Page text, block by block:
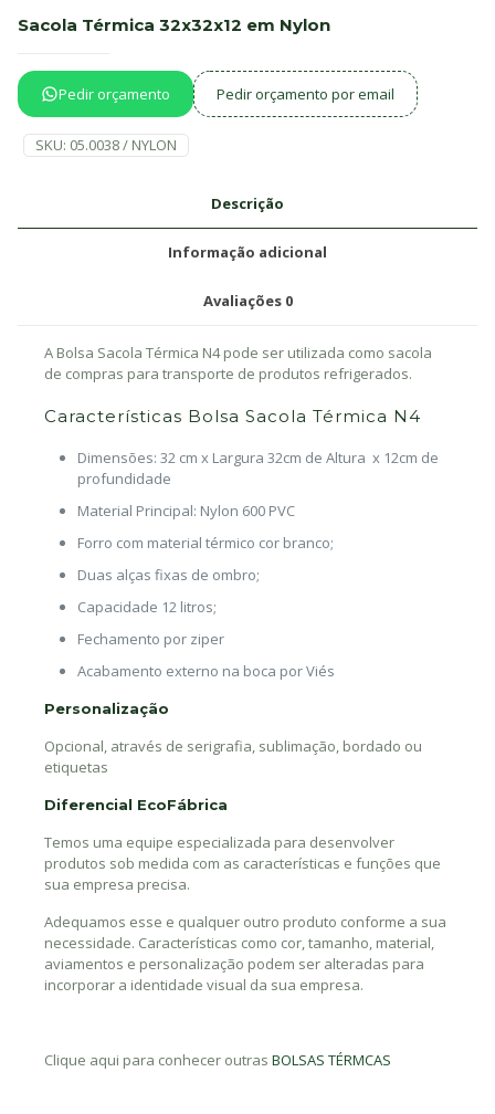
Sacola Térmica 32x32x12 em Nylon
Pedir orçamento Pedir orçamento por email
SKU: 05.0038 / NYLON
Descrição
Informação adicional
Avaliações 0
A Bolsa Sacola Térmica N4 pode ser utilizada como sacola
de compras para transporte de produtos refrigerados.
Características Bolsa Sacola Térmica N4
Dimensões: 32 cm x Largura 32cm de Altura x 12cm de
profundidade
Material Principal: Nylon 600 PVC
Forro com material térmico cor branco;
Duas alças fixas de ombro;
Capacidade 12 litros;
Fechamento por ziper
Acabamento externo na boca por Viés
Personalização
Opcional, através de serigrafia, sublimação, bordado ou
etiquetas
Diferencial EcoFábrica
Temos uma equipe especializada para desenvolver
produtos sob medida com as características e funções que
sua empresa precisa.
Adequamos esse e qualquer outro produto conforme a sua
necessidade. Características como cor, tamanho, material,
aviamentos e personalização podem ser alteradas para
incorporar a identidade visual da sua empresa.
Clique aqui para conhecer outras BOLSAS TÉRMCAS